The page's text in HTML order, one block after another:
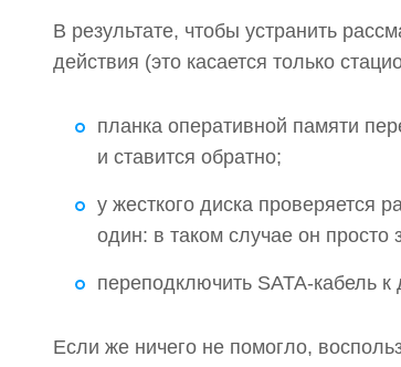
В результате, чтобы устранить
действия (это касается только
планка оперативной памяти
и ставится обратно;
у жесткого диска проверяется
один: в таком случае он просто
переподключить SATA-кабель
Если же ничего не помогло,